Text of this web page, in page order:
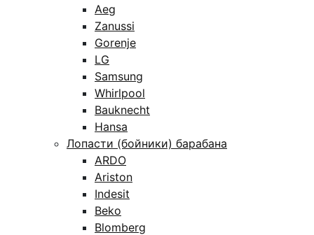
Aeg
Zanussi
Gorenje
LG
Samsung
Whirlpool
Bauknecht
Hansa
Лопасти (бойники) барабана
ARDO
Ariston
Indesit
Beko
Blomberg